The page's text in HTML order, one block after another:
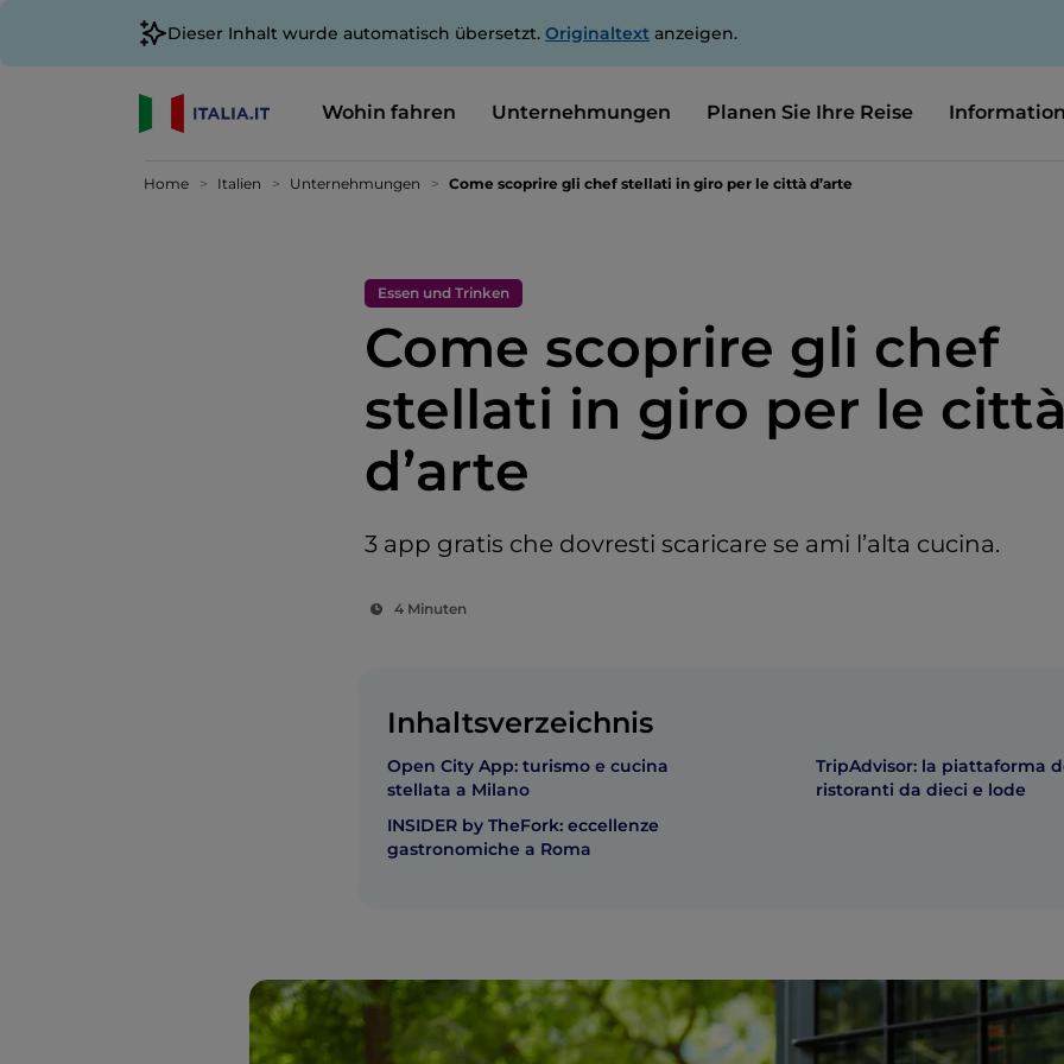
Dieser Inhalt wurde automatisch übersetzt. Originaltext anzeigen.
Wohin fahren Unternehmungen Planen Sie Ihre Reise
Home Italien Unternehmungen Come scoprire gli chef stellati in giro per le città d’arte
Essen und Trinken
Come scoprire gli chef
stellati in giro per le
d’arte
3 app gratis che dovresti scaricare se ami l’alta cucina.
4 Minuten
Inhaltsverzeichnis
Open City App: turismo e cucina
stellata a Milano
INSIDER by TheFork: eccellenze
gastronomiche a Roma
TripAdvisor: la piattaforma
ristoranti da dieci e lode